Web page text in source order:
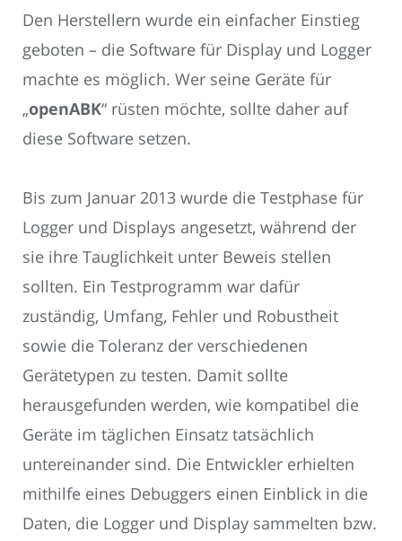
Den Herstellern wurde ein einfacher Einstieg
geboten – die Software für Display und Logger
machte es möglich. Wer seine Geräte für
„openABK“ rüsten möchte, sollte daher auf
diese Software setzen.
Bis zum Januar 2013 wurde die Testphase für
Logger und Displays angesetzt, während der
sie ihre Tauglichkeit unter Beweis stellen
sollten. Ein Testprogramm war dafür
zuständig, Umfang, Fehler und Robustheit
sowie die Toleranz der verschiedenen
Gerätetypen zu testen. Damit sollte
herausgefunden werden, wie kompatibel die
Geräte im täglichen Einsatz tatsächlich
untereinander sind. Die Entwickler erhielten
mithilfe eines Debuggers einen Einblick in die
Daten, die Logger und Display sammelten bzw.